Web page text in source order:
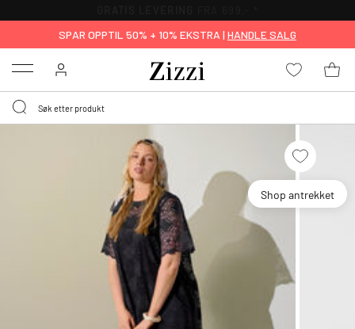
SPAR OPPTIL 50% + 10% EKSTRA | HANDLE SALG
Menu
Shop antrekket